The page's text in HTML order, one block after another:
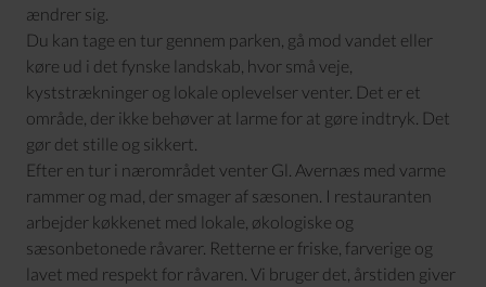
ændrer sig.
Du kan tage en tur gennem parken, gå mod vandet eller
køre ud i det fynske landskab, hvor små veje,
kyststrækninger og lokale oplevelser venter. Det er et
område, der ikke behøver at larme for at gøre indtryk. Det
gør det stille og sikkert.
Efter en tur i nærområdet venter Gl. Avernæs med varme
rammer og mad, der smager af sæsonen. I restauranten
arbejder køkkenet med lokale, økologiske og
sæsonbetonede råvarer. Retterne er friske, farverige og
lavet med respekt for råvaren. Vi bruger det, årstiden giver